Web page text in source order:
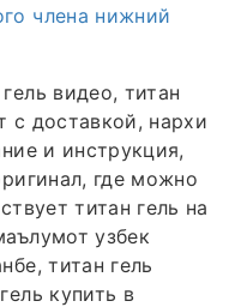
члена нижний
видео, титан
с доставкой, нархи
и инструкция,
где можно
титан гель на
узбек
титан гель
купить в